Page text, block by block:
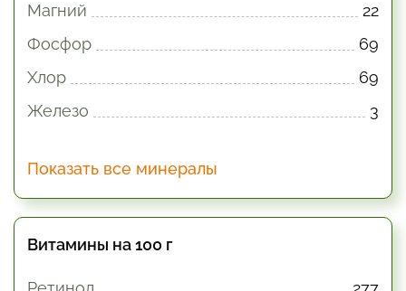
Магний
22
Фосфор
69
Хлор
69
Железо
3
Показать все минералы
Витамины на 100 г